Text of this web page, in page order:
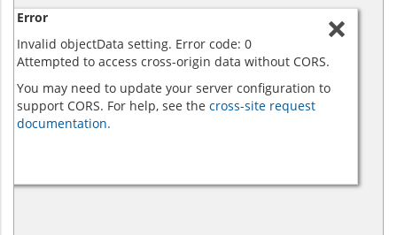
Error
Invalid objectData setting. Error code: 0
Attempted to access cross-origin data without CORS.
You may need to update your server configuration to
support CORS. For help, see the cross-site request
documentation.